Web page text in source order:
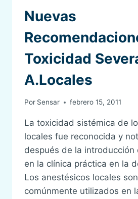
Nuevas
Toxicidad
A.Locales
Por Sensar febrero 15, 2011
La toxicidad sistémica de
locales fue reconocida y
después de la introducción
en la clínica práctica en la
Los anestésicos locales
comúnmente utilizados en